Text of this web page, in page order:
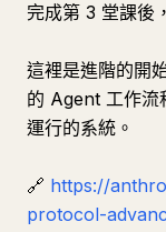
完成第 3 堂課後
這裡是進階的開
的 Agent 工作流
運行的系統。
🔗 https://
protocol-